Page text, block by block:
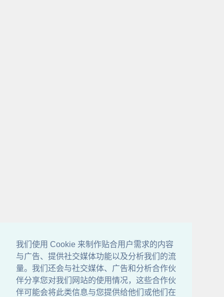
我们使用 Cookie 来制作贴合用户需求的内容
与广告、提供社交媒体功能以及分析我们的流
量。我们还会与社交媒体、广告和分析合作伙
伴分享您对我们网站的使用情况，这些合作伙
伴可能会将此类信息与您提供给他们或他们在